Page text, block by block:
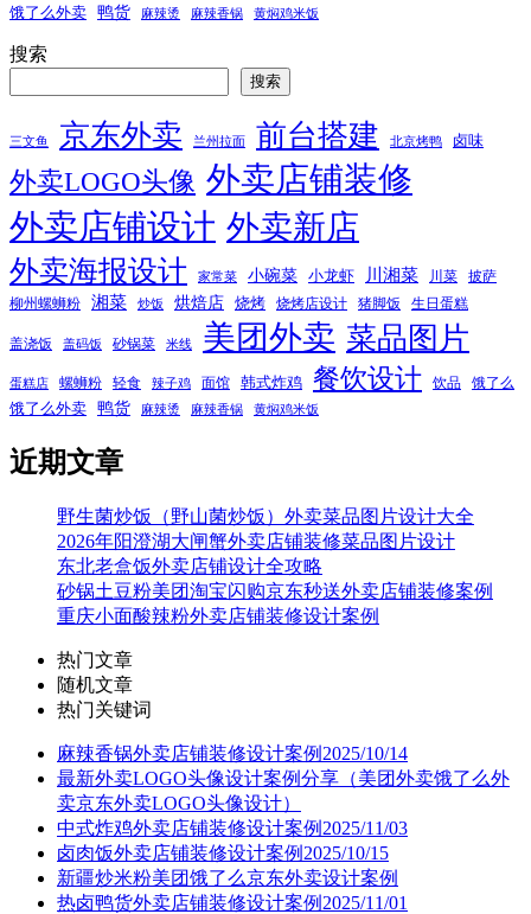
饿了么外卖 鸭货 麻辣烫 麻辣香锅 黄焖鸡米饭
搜索
搜索
三文鱼 京东外卖 兰州拉面 前台搭建 北京烤鸭 卤味
外卖LOGO头像 外卖店铺装修
外卖店铺设计 外卖新店
外卖海报设计 家常菜 小碗菜 小龙虾 川湘菜 川菜
披萨
柳州螺蛳粉
湘菜 炒饭 烘焙店 烧烤 烧烤店设计 猪脚饭 生日蛋糕
盖浇饭 盖码饭 砂锅菜 米线 美团外卖 菜品图片
蛋糕店 螺蛳粉 轻食 辣子鸡 面馆 韩式炸鸡 餐饮设计 饮品 饿了么
饿了么外卖 鸭货 麻辣烫 麻辣香锅 黄焖鸡米饭
近期文章
野生菌炒饭（野山菌炒饭）外卖菜品图片设计大全
2026年阳澄湖大闸蟹外卖店铺装修菜品图片设计
东北老盒饭外卖店铺设计全攻略
砂锅土豆粉美团淘宝闪购京东秒送外卖店铺装修案例
重庆小面酸辣粉外卖店铺装修设计案例
热门文章
随机文章
热门关键词
麻辣香锅外卖店铺装修设计案例2025/10/14
最新外卖LOGO头像设计案例分享（美团外卖饿了么外
卖京东外卖LOGO头像设计）
中式炸鸡外卖店铺装修设计案例2025/11/03
卤肉饭外卖店铺装修设计案例2025/10/15
新疆炒米粉美团饿了么京东外卖设计案例
热卤鸭货外卖店铺装修设计案例2025/11/01